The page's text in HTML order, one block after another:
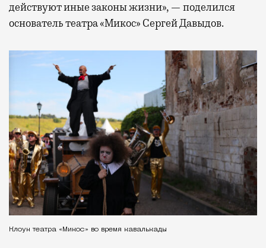
действуют иные законы жизни», — поделился
основатель театра «Микос» Сергей Давыдов.
Клоун театра «Микос» во время кавалькады